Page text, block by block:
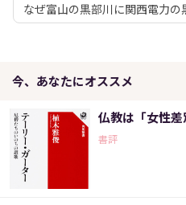
なぜ富山の黒部川に関西電力の
今、あなたにオススメ
仏教は「女性
書評